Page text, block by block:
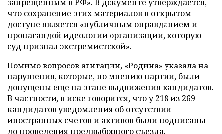
запрещенным в РФ». В документе утверждается,
что сохранение этих материалов в открытом
доступе является «публичным оправданием и
пропагандой идеологии организации, которую
суд признал экстремистской».
Помимо вопросов агитации, «Родина» указала на
нарушения, которые, по мнению партии, были
допущены еще на этапе выдвижения кандидатов.
В частности, в иске говорится, что у 218 из 269
кандидатов уведомления об отсутствии
иностранных счетов и активов были подписаны
до проведения предвыборного съезда.